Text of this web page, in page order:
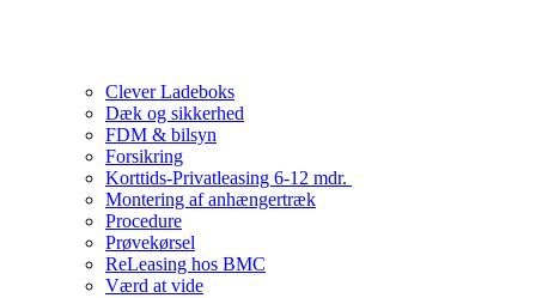
Clever Ladeboks
Dæk og sikkerhed
FDM & bilsyn
Forsikring
Korttids-Privatleasing 6-12 mdr.
Montering af anhængertræk
Procedure
Prøvekørsel
ReLeasing hos BMC
Værd at vide